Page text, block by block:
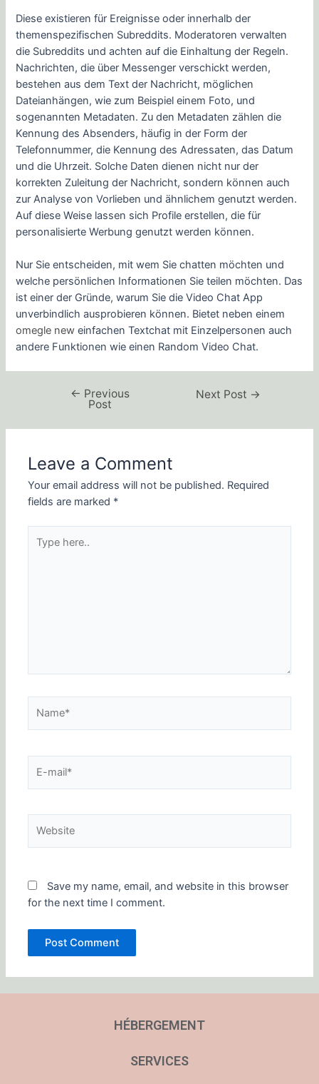
Diese existieren für Ereignisse oder innerhalb der
themenspezifischen Subreddits. Moderatoren verwalten
die Subreddits und achten auf die Einhaltung der Regeln.
Nachrichten, die über Messenger verschickt werden,
bestehen aus dem Text der Nachricht, möglichen
Dateianhängen, wie zum Beispiel einem Foto, und
sogenannten Metadaten. Zu den Metadaten zählen die
Kennung des Absenders, häufig in der Form der
Telefonnummer, die Kennung des Adressaten, das Datum
und die Uhrzeit. Solche Daten dienen nicht nur der
korrekten Zuleitung der Nachricht, sondern können auch
zur Analyse von Vorlieben und ähnlichem genutzt werden.
Auf diese Weise lassen sich Profile erstellen, die für
personalisierte Werbung genutzt werden können.
Nur Sie entscheiden, mit wem Sie chatten möchten und
welche persönlichen Informationen Sie teilen möchten. Das
ist einer der Gründe, warum Sie die Video Chat App
unverbindlich ausprobieren können. Bietet neben einem
omegle new einfachen Textchat mit Einzelpersonen auch
andere Funktionen wie einen Random Video Chat.
← Previous
Post
Next Post →
Leave a Comment
Your email address will not be published. Required
fields are marked *
here..
mail*
Save my name, email, and website in this browser
for the next time I comment.
HÉBERGEMENT
SERVICES